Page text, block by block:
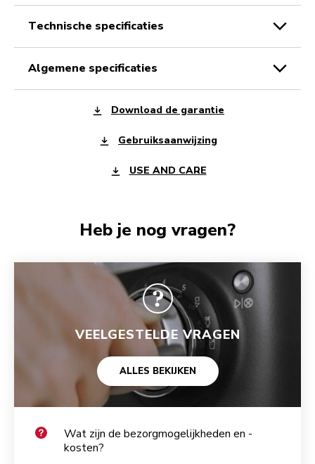
technische specificaties
algemene specificaties
Download de garantie
Gebruiksaanwijzing
USE AND CARE
Heb je nog vragen?
VEELGESTELDE VRAGEN
ALLES BEKIJKEN
Wat zijn de bezorgmogelijkheden en -
kosten?